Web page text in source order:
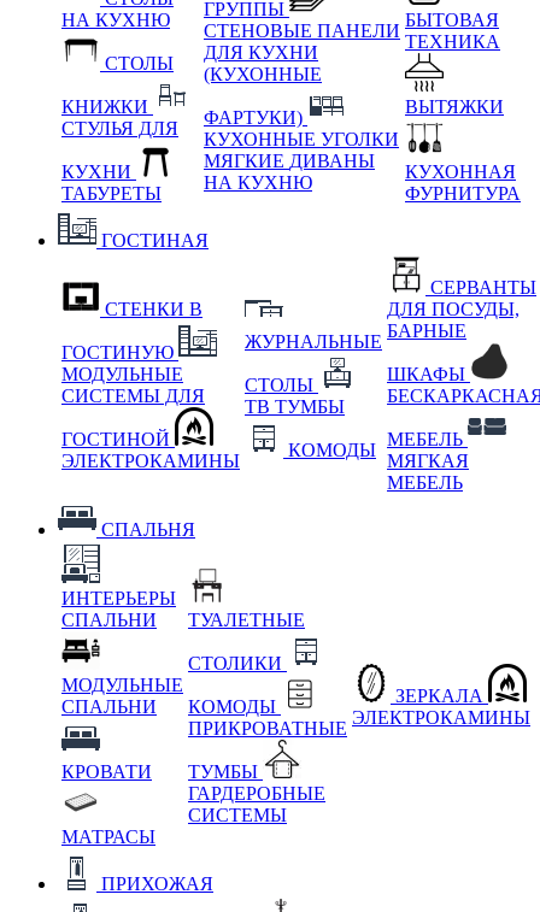
НА КУХНЮ
СТОЛЫ
КНИЖКИ
СТУЛЬЯ ДЛЯ
КУХНИ
ТАБУРЕТЫ
ГРУППЫ
СТЕНОВЫЕ ПАНЕЛИ
ДЛЯ КУХНИ
(КУХОННЫЕ
ФАРТУКИ)
КУХОННЫЕ УГОЛКИ
МЯГКИЕ ДИВАНЫ
НА КУХНЮ
БЫТОВАЯ
ТЕХНИКА
ВЫТЯЖКИ
КУХОННАЯ
ФУРНИТУРА
ГОСТИНАЯ
СТЕНКИ В
ГОСТИНУЮ
МОДУЛЬНЫЕ
СИСТЕМЫ ДЛЯ
ГОСТИНОЙ
ЭЛЕКТРОКАМИНЫ
ЖУРНАЛЬНЫЕ
СТОЛЫ
ТВ ТУМБЫ
КОМОДЫ
СЕРВАНТЫ
ДЛЯ ПОСУДЫ,
БАРНЫЕ
ШКАФЫ
МЕБЕЛЬ
МЯГКАЯ
МЕБЕЛЬ
СПАЛЬНЯ
ИНТЕРЬЕРЫ
СПАЛЬНИ
МОДУЛЬНЫЕ
СПАЛЬНИ
КРОВАТИ
МАТРАСЫ
ТУАЛЕТНЫЕ
СТОЛИКИ
КОМОДЫ
ПРИКРОВАТНЫЕ
ТУМБЫ
ГАРДЕРОБНЫЕ
СИСТЕМЫ
ЗЕРКАЛА
ЭЛЕКТРОКАМИНЫ
ПРИХОЖАЯ